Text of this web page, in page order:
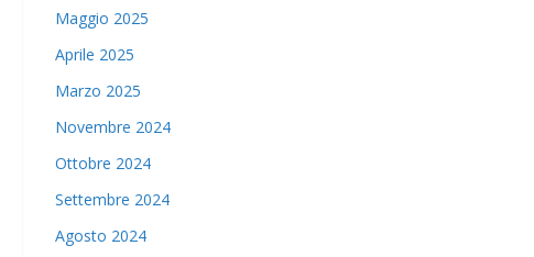
Maggio 2025
Aprile 2025
Marzo 2025
Novembre 2024
Ottobre 2024
Settembre 2024
Agosto 2024